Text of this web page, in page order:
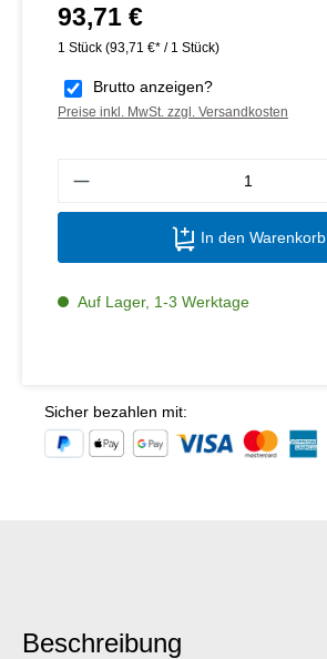
Regulärer Preis:
93,71 €
1 Stück (93,71 €* / 1 Stück)
Brutto anzeigen?
Preise inkl. MwSt. zzgl. Versandkosten
In den Warenkorb
Auf Lager, 1-3 Werktage
Sicher bezahlen mit:
Beschreibung